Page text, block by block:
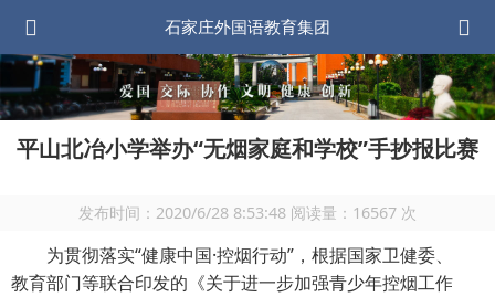
石家庄外国语教育集团
平山北冶小学举办“无烟家庭和学校”手抄报比赛
发布时间： 2020/6/28 8:53:48 阅读量： 16567 次
为贯彻落实“健康中国·控烟行动”，根据国家卫健委、
教育部门等联合印发的《关于进一步加强青少年控烟工作